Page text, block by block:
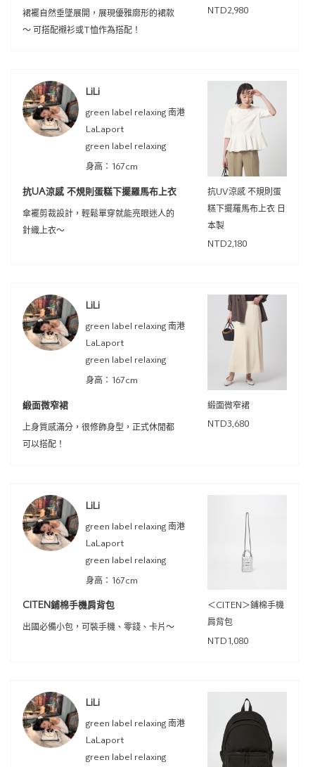
裙襬自然垂墜展開，展現優雅廓形的裙款
～ 可搭配襯衫或T恤作為搭配！
NTD2,980
LiLi
green label relaxing 南港
LaLaport
green label relaxing
身高：167cm
抗UA涼感 不規則蛋糕下擺羅馬布上衣
傘襬剪裁設計，輕鬆單穿就能亮眼迷人的
針織上衣～
抗UV涼感 不規則蛋
糕下擺羅馬布上衣 日
本製
NTD2,180
LiLi
green label relaxing 南港
LaLaport
green label relaxing
身高：167cm
緞面微窄裙
上身質感滿分，很修飾身型，正式休閒都
可以搭配！
緞面微窄裙
NTD3,680
LiLi
green label relaxing 南港
LaLaport
green label relaxing
身高：167cm
CITEN鋪棉手機肩背包
出國必備小包，可裝手機、零錢、卡片～
＜CITEN＞鋪棉手機
肩背包
NTD1,080
LiLi
green label relaxing 南港
LaLaport
green label relaxing